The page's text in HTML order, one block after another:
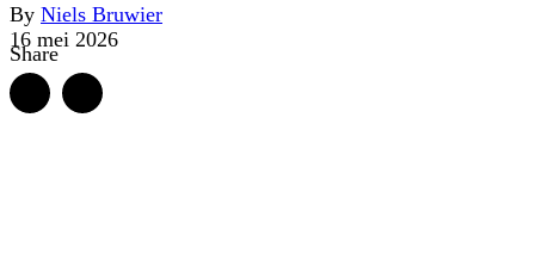
By Niels Bruwier
16 mei 2026
Share